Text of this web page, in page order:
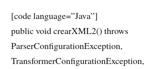
[code language=”Java”]
public void crearXML2() throws
ParserConfigurationException,
TransformerConfigurationException,